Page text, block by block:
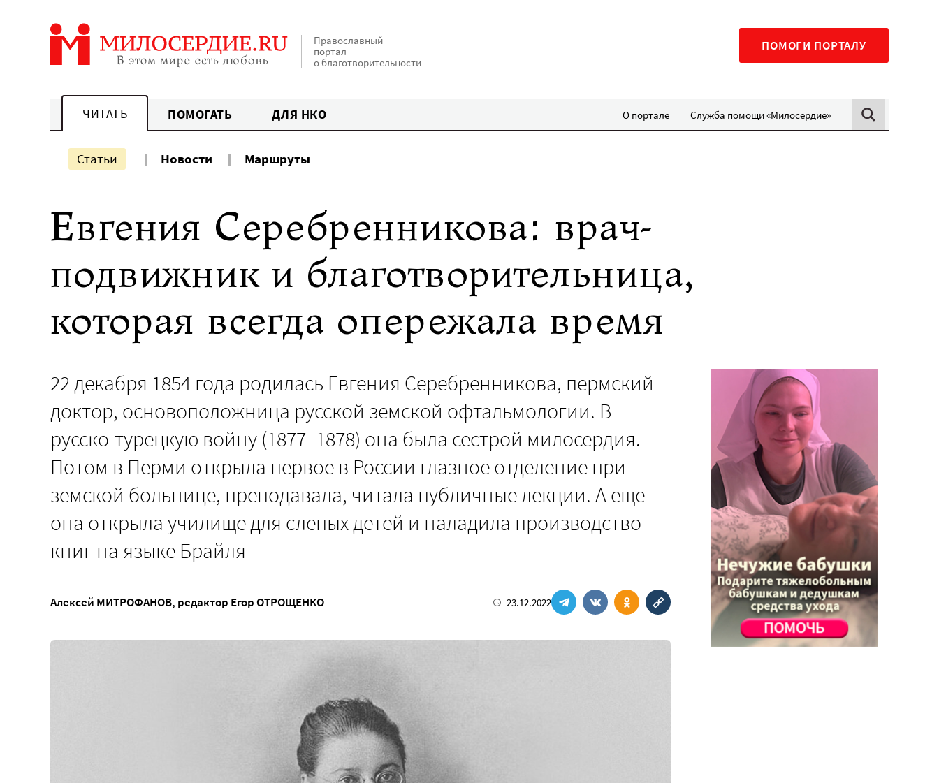
Православный
портал
о благотворительности
ПОМОГИ ПОРТАЛУ
ЧИТАТЬ ПОМОГАТЬ ДЛЯ НКО О портале Служба помощи «Милосердие»
Статьи Новости Маршруты
Евгения Серебренникова: врач-
подвижник и благотворительница,
которая всегда опережала время
22 декабря 1854 года родилась Евгения Серебренникова, пермский
доктор, основоположница русской земской офтальмологии. В
русско-турецкую войну (1877–1878) она была сестрой милосердия.
Потом в Перми открыла первое в России глазное отделение при
земской больнице, преподавала, читала публичные лекции. А еще
она открыла училище для слепых детей и наладила производство
книг на языке Брайля
Алексей МИТРОФАНОВ, редактор Егор ОТРОЩЕНКО 23.12.2022